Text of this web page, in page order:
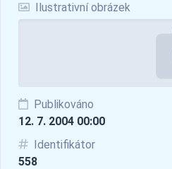
Ilustrativní obrázek
Publikováno
12. 7. 2004 00:00
Identifikátor
558